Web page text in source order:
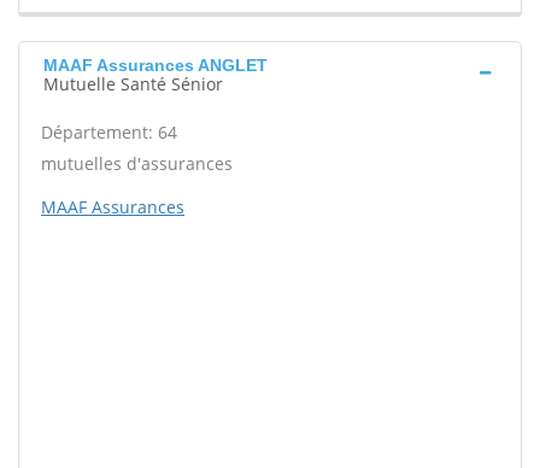
MAAF Assurances ANGLET
Mutuelle Santé Sénior
Département: 64
mutuelles d'assurances
MAAF Assurances